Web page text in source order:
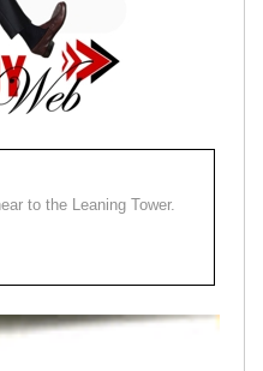
to the Leaning Tower.